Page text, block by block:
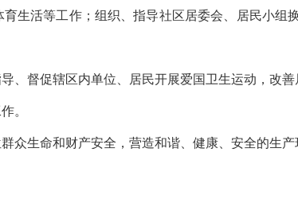
生活等工作；组织、指导社区居委会、居民小组
督促辖区内单位、居民开展爱国卫生运动，改善
。
生命和财产安全，营造和谐、健康、安全的生产